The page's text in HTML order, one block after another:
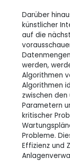
Darüber
künstlicher
auf die
werden,
Algorithmen
Algorithmen
zwischen
Parametern
kritischer
Probleme.
Effizienz und